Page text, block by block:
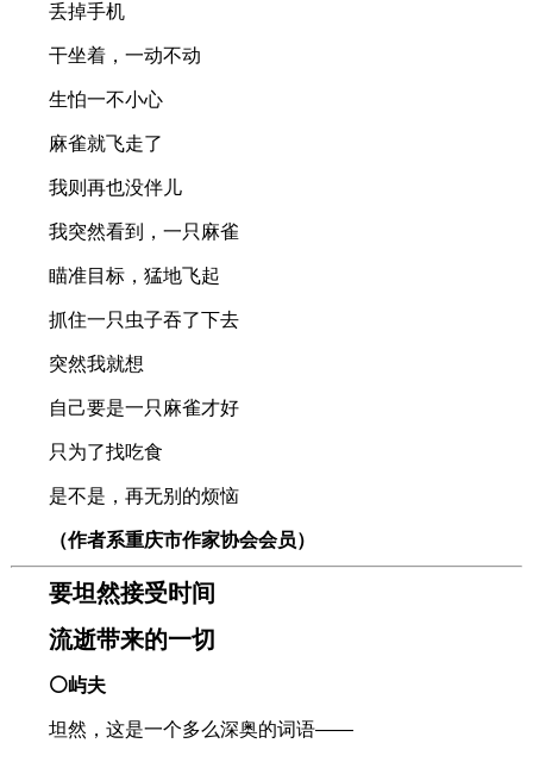
丢掉手机
干坐着，一动不动
生怕一不小心
麻雀就飞走了
我则再也没伴儿
我突然看到，一只麻雀
瞄准目标，猛地飞起
抓住一只虫子吞了下去
突然我就想
自己要是一只麻雀才好
只为了找吃食
是不是，再无别的烦恼
（作者系重庆市作家协会会员）
要坦然接受时间
流逝带来的一切
⚪屿夫
坦然，这是一个多么深奥的词语——